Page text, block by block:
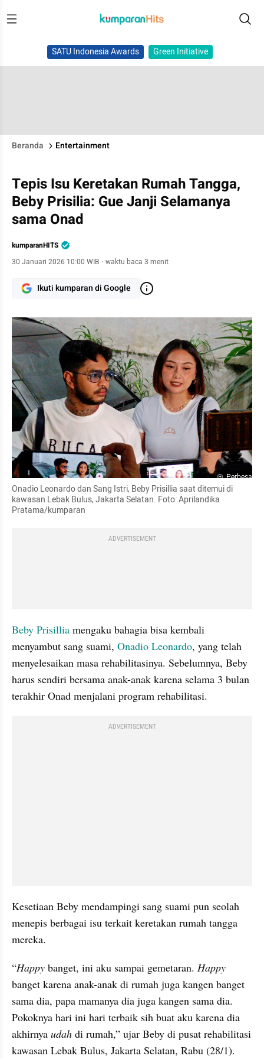
SATU Indonesia Awards Green Initiative
Beranda Entertainment
Tepis Isu Keretakan Rumah Tangga,
Beby Prisilia: Gue Janji Selamanya
sama Onad
kumparanHITS
30 Januari 2026 10:00 WIB · waktu baca 3 menit
Ikuti kumparan di Google
Perbesar
Onadio Leonardo dan Sang Istri, Beby Prisillia saat ditemui di
kawasan Lebak Bulus, Jakarta Selatan. Foto: Aprilandika
Pratama/kumparan
ADVERTISEMENT
Beby Prisillia mengaku bahagia bisa kembali
menyambut sang suami, Onadio Leonardo, yang telah
menyelesaikan masa rehabilitasinya. Sebelumnya, Beby
harus sendiri bersama anak-anak karena selama 3 bulan
terakhir Onad menjalani program rehabilitasi.
ADVERTISEMENT
Kesetiaan Beby mendampingi sang suami pun seolah
menepis berbagai isu terkait keretakan rumah tangga
mereka.
“Happy banget, ini aku sampai gemetaran. Happy
banget karena anak-anak di rumah juga kangen banget
sama dia, papa mamanya dia juga kangen sama dia.
Pokoknya hari ini hari terbaik sih buat aku karena dia
akhirnya udah di rumah,” ujar Beby di pusat rehabilitasi
kawasan Lebak Bulus, Jakarta Selatan, Rabu (28/1).